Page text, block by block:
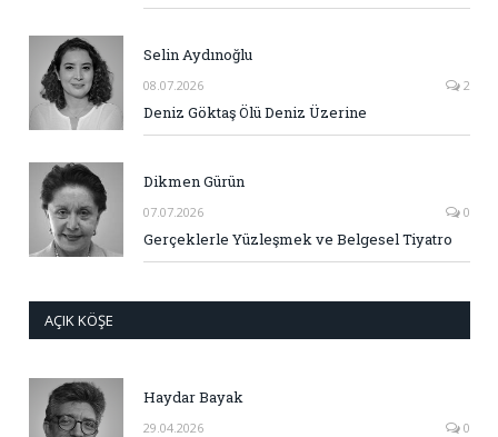
Selin Aydınoğlu
08.07.2026 2
Deniz Göktaş Ölü Deniz Üzerine
Dikmen Gürün
07.07.2026 0
Gerçeklerle Yüzleşmek ve Belgesel Tiyatro
AÇIK KÖŞE
Haydar Bayak
29.04.2026 0